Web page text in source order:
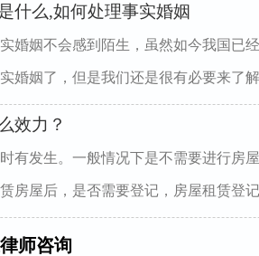
什么,如何处理事实婚姻
婚姻不会感到陌生，虽然如今我国已
婚姻了，但是我们还是很有必要来了
效力？
有发生。一般情况下是不需要进行房
房屋后，是否需要登记，房屋租赁登
师咨询